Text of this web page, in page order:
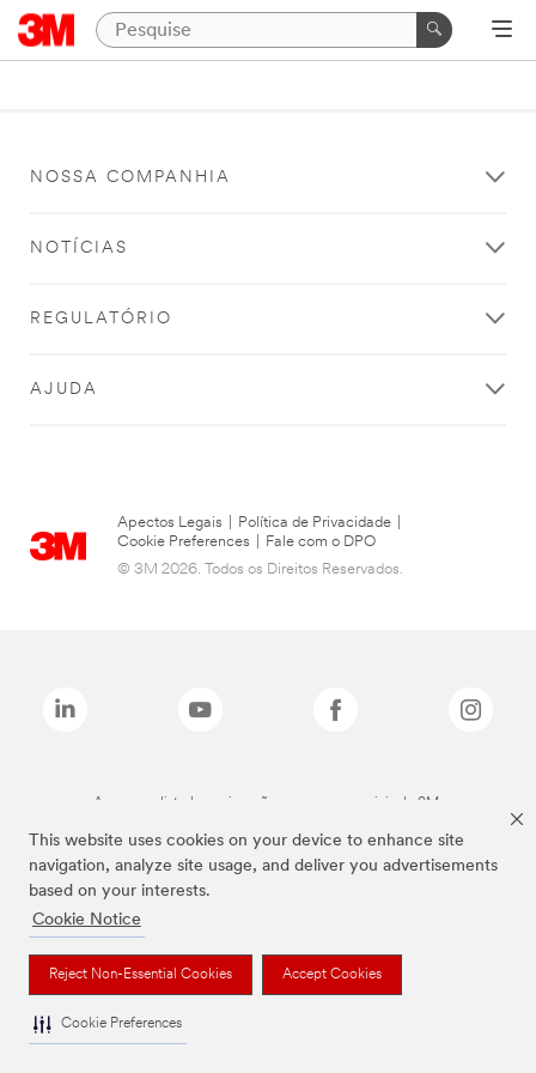
This website uses cookies on your device to enhance site
navigation, analyze site usage, and deliver you advertisements
based on your interests.
Cookie Notice
Reject Non-Essential Cookies Accept Cookies
Cookie Preferences
NOSSA COMPANHIA
NOTÍCIAS
REGULATÓRIO
AJUDA
Apectos Legais Política de Privacidade
Cookie Preferences
Fale com o DPO
© 3M 2026. Todos os Direitos Reservados.
As marcas listadas a cima são marcas comerciais da 3M.